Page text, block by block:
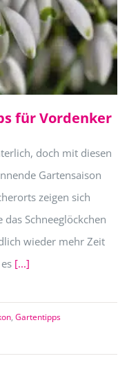
für Vordenker
doch mit diesen
Gartensaison
zeigen sich
Schneeglöckchen
wieder mehr Zeit
[...]
, Gartentipps